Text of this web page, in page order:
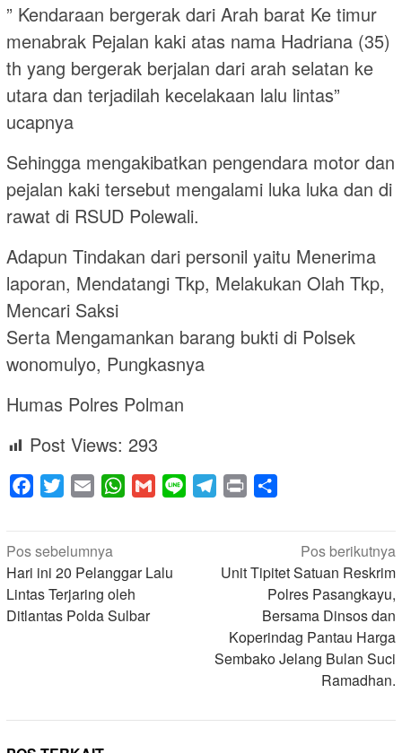
” Kendaraan bergerak dari Arah barat Ke timur
menabrak Pejalan kaki atas nama Hadriana (35)
th yang bergerak berjalan dari arah selatan ke
utara dan terjadilah kecelakaan lalu lintas”
ucapnya
Sehingga mengakibatkan pengendara motor dan
pejalan kaki tersebut mengalami luka luka dan di
rawat di RSUD Polewali.
Adapun Tindakan dari personil yaitu Menerima
laporan, Mendatangi Tkp, Melakukan Olah Tkp,
Mencari Saksi
Serta Mengamankan barang bukti di Polsek
wonomulyo, Pungkasnya
Humas Polres Polman
Post Views: 293
Facebook
Twitter Email WhatsApp
Gmail Line Telegram
Print
Navigasi
pos
Pos sebelumnya
Hari ini 20 Pelanggar Lalu
Lintas Terjaring oleh
Ditlantas Polda Sulbar
Pos berikutnya
Unit Tipitet Satuan Reskrim
Polres Pasangkayu,
Bersama Dinsos dan
Koperindag Pantau Harga
Sembako Jelang Bulan Suci
Ramadhan.